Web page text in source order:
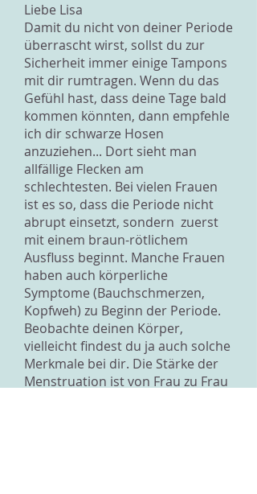
Liebe Lisa
Damit du nicht von deiner Periode
überrascht wirst, sollst du zur
Sicherheit immer einige Tampons
mit dir rumtragen. Wenn du das
Gefühl hast, dass deine Tage bald
kommen könnten, dann empfehle
ich dir schwarze Hosen
anzuziehen... Dort sieht man
allfällige Flecken am
schlechtesten. Bei vielen Frauen
ist es so, dass die Periode nicht
abrupt einsetzt, sondern zuerst
mit einem braun-rötlichem
Ausfluss beginnt. Manche Frauen
haben auch körperliche
Symptome (Bauchschmerzen,
Kopfweh) zu Beginn der Periode.
Beobachte deinen Körper,
vielleicht findest du ja auch solche
Merkmale bei dir. Die Stärke der
Menstruation ist von Frau zu Frau